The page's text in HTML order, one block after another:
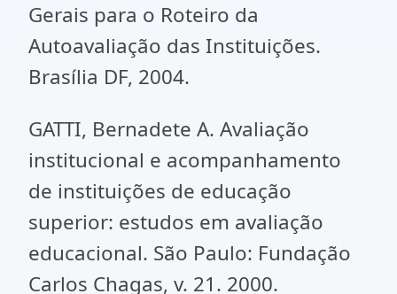
Gerais para o Roteiro da
Autoavaliação das Instituições.
Brasília DF, 2004.
GATTI, Bernadete A. Avaliação
institucional e acompanhamento
de instituições de educação
superior: estudos em avaliação
educacional. São Paulo: Fundação
Carlos Chagas, v. 21. 2000.